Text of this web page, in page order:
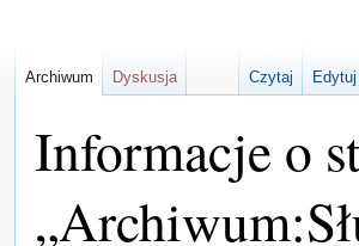
Informacje o
Archiwum Dyskusja Czytaj